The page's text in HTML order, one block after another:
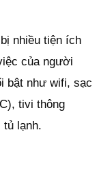
nhiều tiện ích
của người
bật như wifi, sạc
tivi thông
tủ lạnh.